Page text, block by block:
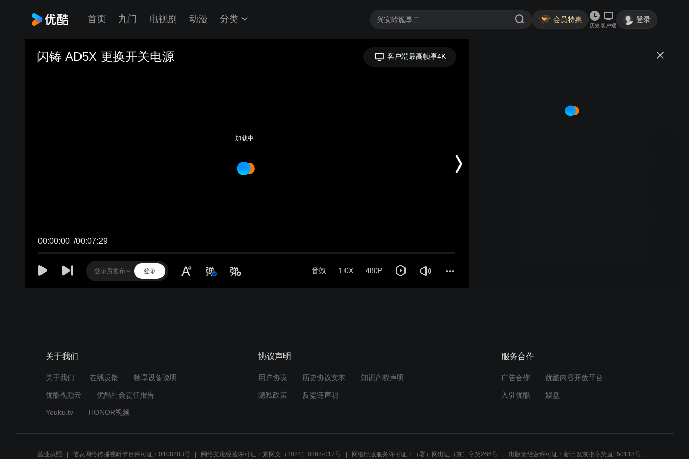
首页 九门 电视剧 动漫 分类 会员特惠
历史 客户端
登录
加载中...
+传感器线
关于我们
关于我们 在线反馈 帧享设备说明
优酷视频云 优酷社会责任报告
Youku.tv HONOR视频
协议声明
用户协议 历史协议文本 知识产权声明
隐私政策 反盗链声明
服务合作
广告合作 优酷内容开放平台
入驻优酷 娱盘
营业执照 信息网络传播视听节目许可证：0108283号 网络文化经营许可证：京网文（2024）0368-017号 网络出版服务许可证：（署）网出证（京）字第266号 出版物经营许可证：新出发京批字第直150118号